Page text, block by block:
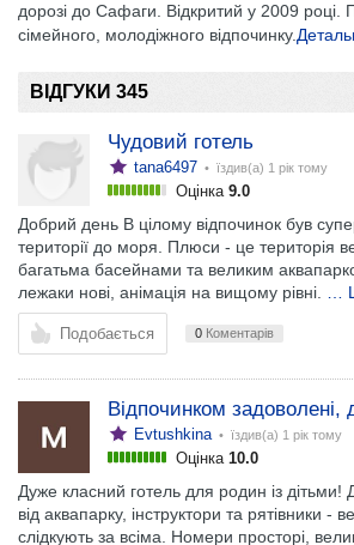
дорозі до Сафаги. Відкритий у 2009 році.
сімейного, молодіжного відпочинку.
ВІДГУКИ 345
Чудовий готель
tana6497 • їздив(а) 1 рік тому
Оцінка 9.0
Добрий день В цілому відпочинок був
території до моря. Плюси - це територія
багатьма басейнами та великим
лежаки нові, анімація на вищому рівні.
…
Подобається 0 Коментарів
Відпочинком задоволені,
Evtushkina • їздив(а) 1 рік тому
Оцінка 10.0
Дуже класний готель для родин із дітьми!
від аквапарку, інструктори та рятівники -
слідкують за всіма. Номери просторі,